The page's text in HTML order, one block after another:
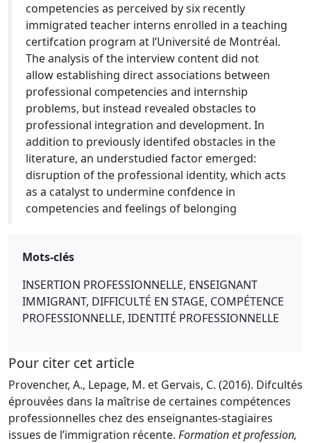
competencies as perceived by six recently
immigrated teacher interns enrolled in a teaching
certifcation program at l’Université de Montréal.
The analysis of the interview content did not
allow establishing direct associations between
professional competencies and internship
problems, but instead revealed obstacles to
professional integration and development. In
addition to previously identifed obstacles in the
literature, an understudied factor emerged:
disruption of the professional identity, which acts
as a catalyst to undermine confdence in
competencies and feelings of belonging
Mots-clés
INSERTION PROFESSIONNELLE, ENSEIGNANT
IMMIGRANT, DIFFICULTÉ EN STAGE, COMPÉTENCE
PROFESSIONNELLE, IDENTITÉ PROFESSIONNELLE
Pour citer cet article
Provencher, A., Lepage, M. et Gervais, C. (2016). Difcultés
éprouvées dans la maîtrise de certaines compétences
professionnelles chez des enseignantes-stagiaires
issues de l’immigration récente. Formation et profession,